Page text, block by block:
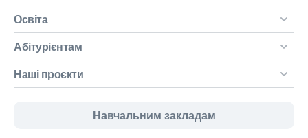
Освіта
Абітурієнтам
Наші проєкти
Навчальним закладам